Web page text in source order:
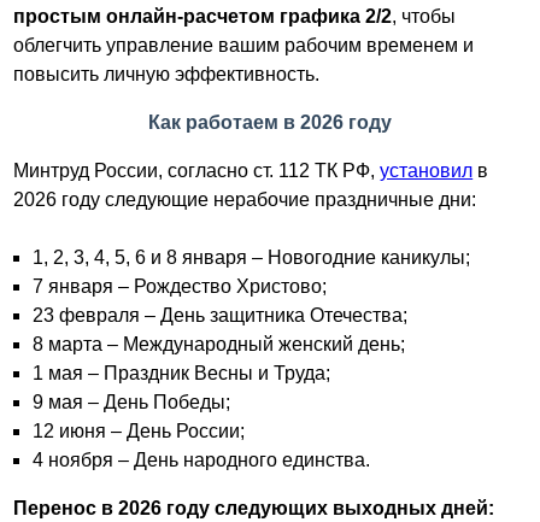
простым онлайн-расчетом графика 2/2, чтобы
облегчить управление вашим рабочим временем и
повысить личную эффективность.
Как работаем в 2026 году
Минтруд России, согласно ст. 112 ТК РФ,установил в
2026 году следующие нерабочие праздничные дни:
1, 2, 3, 4, 5, 6 и 8 января – Новогодние каникулы;
7 января – Рождество Христово;
23 февраля – День защитника Отечества;
8 марта – Международный женский день;
1 мая – Праздник Весны и Труда;
9 мая – День Победы;
12 июня – День России;
4 ноября – День народного единства.
Перенос в 2026 году следующих выходных дней: